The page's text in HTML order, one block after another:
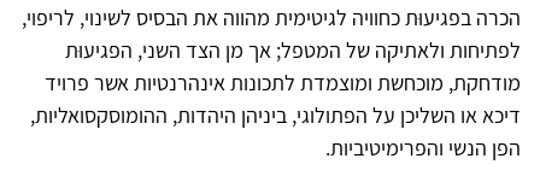
הכרה בפגיעוּת כחוויה לגיטימית מהווה את הבסיס לשינוי, לריפוי,
לפתיחות ולאתיקה של המטפל; אך מן הצד השני, הפגיעוּת
מודחקת, מוכחשת ומוצמדת לתכונות אינהרנטיות אשר פרויד
דיכא או השליכן על הפתולוגי, ביניהן היהדות, ההומוסקסואליות,
הפן הנשי והפרימיטיביות.